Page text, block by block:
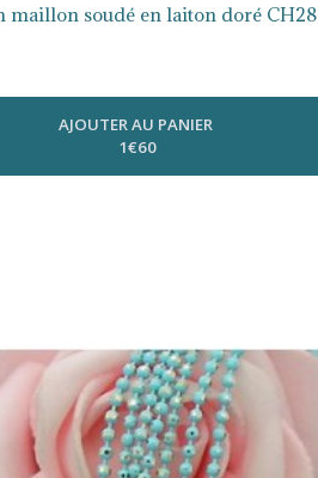
maillon soudé en laiton doré CH28
AJOUTER AU PANIER
1€60